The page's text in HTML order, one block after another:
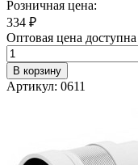
Розничная цена:
334 ₽
Оптовая цена
В корзину
Артикул: 0611